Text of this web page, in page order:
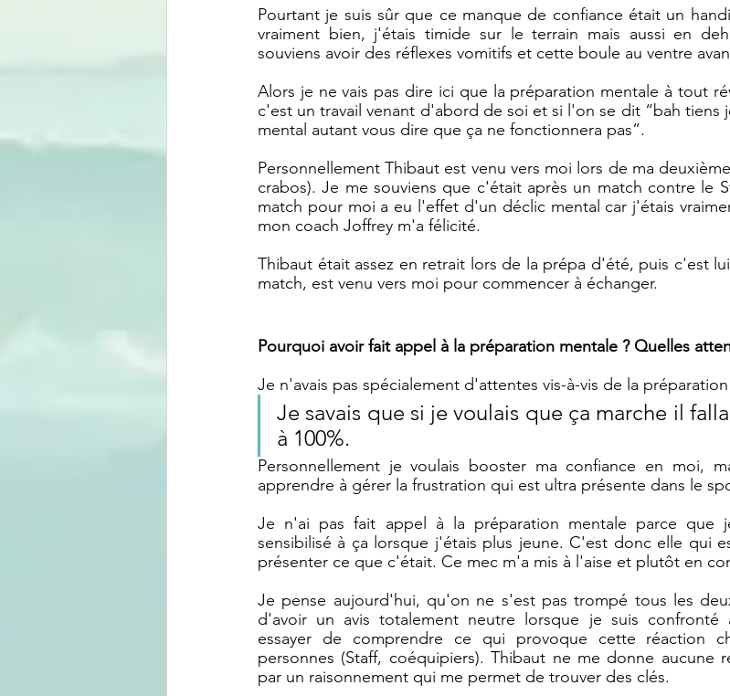
Pourtant je suis sûr que ce manque de confiance était un
vraiment bien, j'étais timide sur le terrain mais aussi en
souviens avoir des réflexes vomitifs et cette boule au ventre
Alors je ne vais pas dire ici que la préparation mentale à tout
c'est un travail venant d'abord de soi et si l'on se dit “bah tiens
mental autant vous dire que ça ne fonctionnera pas”.
Personnellement Thibaut est venu vers moi lors de ma
crabos). Je me souviens que c'était après un match contre le
match pour moi a eu l'effet d'un déclic mental car j'étais
mon coach Joffrey m'a félicité.
Thibaut était assez en retrait lors de la prépa d'été, puis c'est
match, est venu vers moi pour commencer à échanger.
Pourquoi avoir fait appel à la préparation mentale ? Quelles
Je n'avais pas spécialement d'attentes vis-à-vis de la
Je savais que si je voulais que ça marche il
à 100%.
Personnellement je voulais booster ma confiance en moi,
apprendre à gérer la frustration qui est ultra présente dans le
Je n'ai pas fait appel à la préparation mentale parce que
sensibilisé à ça lorsque j'étais plus jeune. C'est donc elle qui
présenter ce que c'était. Ce mec m'a mis à l'aise et plutôt en
Je pense aujourd'hui, qu'on ne s'est pas trompé tous les
d'avoir un avis totalement neutre lorsque je suis confronté
essayer de comprendre ce qui provoque cette réaction
personnes (Staff, coéquipiers). Thibaut ne me donne aucune
par un raisonnement qui me permet de trouver des clés.